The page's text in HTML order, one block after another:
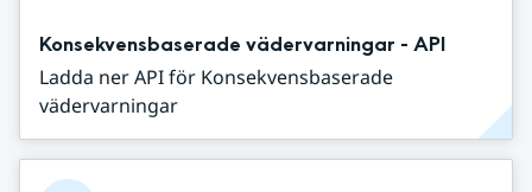
Konsekvensbaserade vädervarningar - API
Ladda ner API för Konsekvensbaserade
vädervarningar